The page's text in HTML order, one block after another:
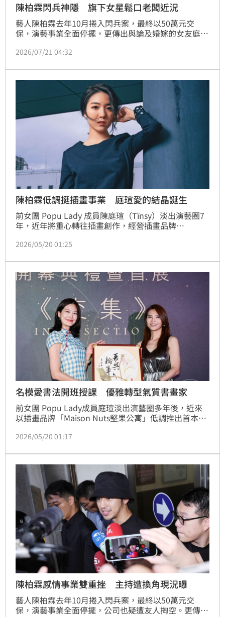
陳柏霖閃兵神隱 旗下女星鬆口老闆近況
藝人陳柏霖去年10月捲入閃兵案，最終以50萬元交
保，演藝事業全面停擺，更傳出與論及婚嫁的女友庭瑄
陳柏霖公司旗下藝人百白（白靜宜）今（21）日出席
改幽默個性妙回9字，讓全場笑翻。宋亭誼報導
2026/07/21 04:32
陳柏霖低調挺插畫事業 庭瑄愛的結晶誕生
前女團 Popu Lady 成員陳庭瑄（Tïnsy）淡出演藝圈7
年，近年將重心轉往插畫創作，經營插畫品牌
她近日低調推出首本兒童繪本《最棒的生日蛋糕》，正
動寫下：「我的孩子終於生出來了！（It's a
book!）」
2026/05/20 01:25
名模愛書法開班授課 優雅轉型氣質書畫家
前女團 Popu Lady成員庭瑄淡出演藝圈多年後，近來
以插畫品牌「Maison Nuts堅果公寓」低調推出首本插
域，而且成績不俗。
2026/05/20 01:17
陳柏霖感情事業雙重挫 主持遭換角現況曝
藝人陳柏霖去年10月捲入閃兵案，最終以50萬元交
保，演藝事業全面停擺，公司也疑遭友人掏空。更傳出